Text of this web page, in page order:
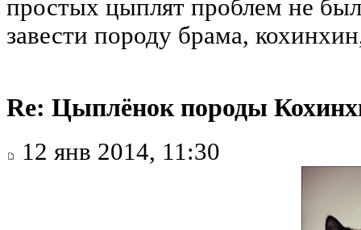
простых цыплят проблем не
завести породу брама,
Re: Цыплёнок породы
12 янв 2014, 11:30